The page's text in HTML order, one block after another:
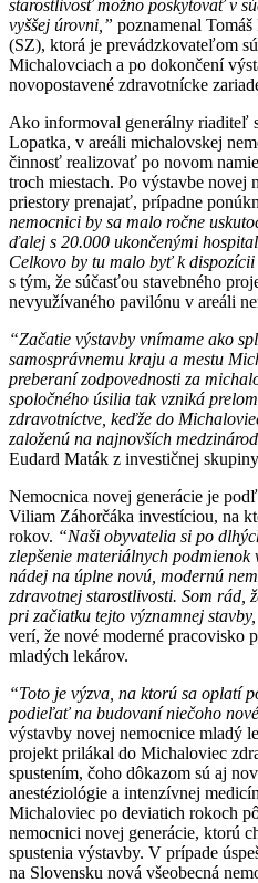
starostlivosť možno poskytovať v
vyššej úrovni,” poznamenal
(SZ), ktorá je prevádzkovateľom
Michalovciach a po dokončení
novopostavené zdravotnícke
Ako informoval generálny riaditeľ
Lopatka, v areáli michalovskej
činnosť realizovať po novom
troch miestach. Po výstavbe novej
priestory prenajať, prípadne
nemocnici by sa malo ročne
ďalej s 20.000 ukončenými
Celkovo by tu malo byť k
s tým, že súčasťou stavebného
nevyužívaného pavilónu v areáli
“Začatie výstavby vnímame ako
samosprávnemu kraju a mestu
preberaní zodpovednosti za
spoločného úsilia tak vzniká
zdravotníctve, keďže do
založenú na najnovších
Eudard Maták z investičnej
Nemocnica novej generácie je
Viliam Záhorčáka investíciou, na
rokov. “Naši obyvatelia si po
zlepšenie materiálnych
nádej na úplne novú, modernú
zdravotnej starostlivosti. Som rád,
pri začiatku tejto významnej
verí, že nové moderné pracovisko
mladých lekárov.
“Toto je výzva, na ktorú sa oplatí
podieľať na budovaní niečoho
výstavby novej nemocnice mladý
projekt prilákal do Michaloviec
spustením, čoho dôkazom sú aj
anestéziológie a intenzívnej
Michaloviec po deviatich rokoch
nemocnici novej generácie, ktorú
spustenia výstavby. V prípade
na Slovensku nová všeobecná